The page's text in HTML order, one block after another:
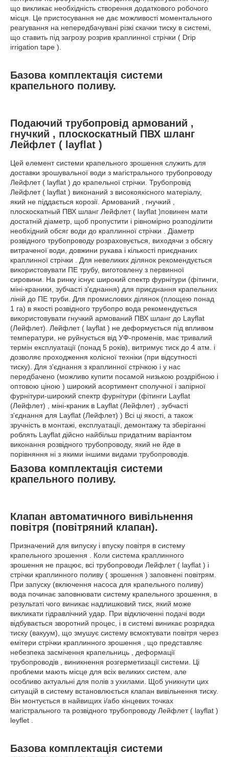
що викликає необхідність створення додаткового робочого
місця. Це пристосування не дає можливості моментального
реагування на непередбачувані різкі скачки тиску в системі,
що ставить під загрозу розрив краплинної стрічки ( Drip
irrigation tape ).
Базова комплектація системи
крапельного поливу.
Подаючий трубопровід армований ,
гнучкий , плоскоскатный ПВХ шланг
Лейфлет ( layflat )
Цей елемент системи крапельного зрошення служить для
доставки зрошувальної води з магістрального трубопроводу
Лейфлет ( layflat ) до крапельної стрічки. Трубопровід
Лейфлет ( layflat ) виконаний з високоякісного матеріалу,
який не піддається корозії. Армований , гнучкий ,
плоскоскатный ПВХ шланг Лейфлет ( layflat )повинен мати
достатній діаметр, щоб пропустити і рівномірно розподілити
необхідний обсяг води до краплинної стрічки . Діаметр
розвідного трубопроводу розраховується, виходячи з обсягу
витраченої води, довжини рукава і кількості приєднаних
краплинної стрічки . Для невеликих ділянок рекомендується
використовувати ПЕ трубу, виготовлену з первинної
сировини. На ринку існує широкий спектр фурнітури (фітинги,
міні-краники, зубчасті з'єднання) для приєднання крапельних
ліній до ПЕ труби. Для промислових ділянок (площею понад
1 га) в якості розвідного трубопро вода рекомендується
використовувати гнучкий армований ПВХ шланг до Layflat
(Лейфлет). Лейфлет ( layflat ) не деформується під впливом
температури, не руйнується від УФ-променів, має тривалий
термін експлуатації (понад 5 років), витримує тиск до 4 атм. і
дозволяє проходження колісної техніки (при відсутності
тиску). Для з'єднання з краплинної стрічкою і у нас
передбачено (можливо купити посамой низькою роздрібною і
оптовою ціною ) широкий асортимент сполучної і запірної
фурнітури-широкий спектр фурнітури (фітинги Layflat
(Лейфлет) , міні-краник в Layflat (Лейфлет) , зубчасті
з'єднання для Layflat (Лейфлет) ) Всі ці якості, а також
зручність в монтажі, експлуатації, демонтажу та зберіганні
роблять Layflat дійсно найбільш придатним варіантом
виконання розвідного трубопроводу, який не йде в
порівняння ні з якими іншими видами трубопроводів.
Базова комплектація системи
крапельного поливу.
Клапан автоматичного вивільнення
повітря (повітряний клапан).
Призначений для випуску і впуску повітря в систему
крапельного зрошення . Коли система краплинного
зрошення не працює, всі трубопроводи Лейфлет ( layflat ) і
стрічки краплинного поливу ( зрошення ) заповнені повітрям.
При запуску (включення насоса для крапельного поливу)
вода починає заповнювати систему крапельного зрошення, в
результаті чого виникає надлишковий тиск, який може
викликати гідравлічний удар. При відключенні подачі води
відбувається зворотний процес, і в системі виникає розрядка
тиску (вакуум), що змушує систему всмоктувати повітря через
емітери стрічки краплинного зрошення , що представляє
небезпека засмічення крапельниць , деформації
трубопроводів , виникнення розгерметизації системи. Ці
проблеми мають місце для всіх великих систем, але
особливо актуальні для полів з ухилами. Щоб уникнути цих
ситуацій в систему встановлюється клапан вивільнення тиску.
Він монтується в найвищих і/або кінцевих точках
магістрального та розвідного трубопроводу Лейфлет ( layflat )
leyflet .
Базова комплектація системи